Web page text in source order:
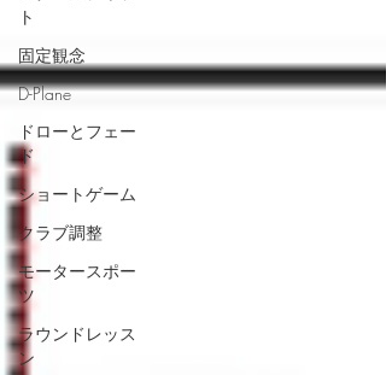
ト
固定観念
D-Plane
ドローとフェー
ド
ショートゲーム
クラブ調整
モータースポー
ツ
ラウンドレッス
ン